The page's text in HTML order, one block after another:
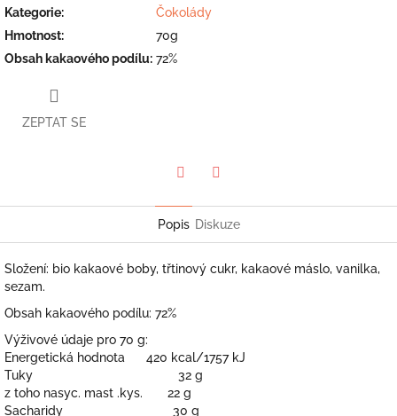
Kategorie:
Čokolády
Hmotnost:
70g
Obsah kakaového podílu: 72%
ZEPTAT SE
Popis Diskuze
Složení: bio kakaové boby, třtinový cukr, kakaové máslo, vanilka,
sezam.
Obsah kakaového podílu: 72%
Výživové údaje pro 70 g:
Energetická hodnota 420 kcal/1757 kJ
Tuky 32 g
z toho nasyc. mast .kys. 22 g
Sacharidy 30 g